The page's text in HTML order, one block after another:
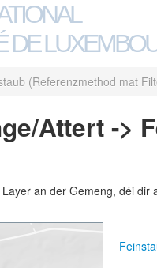
DE
(Referenzmethod mat
Attert ->
an der Gemeng, déi